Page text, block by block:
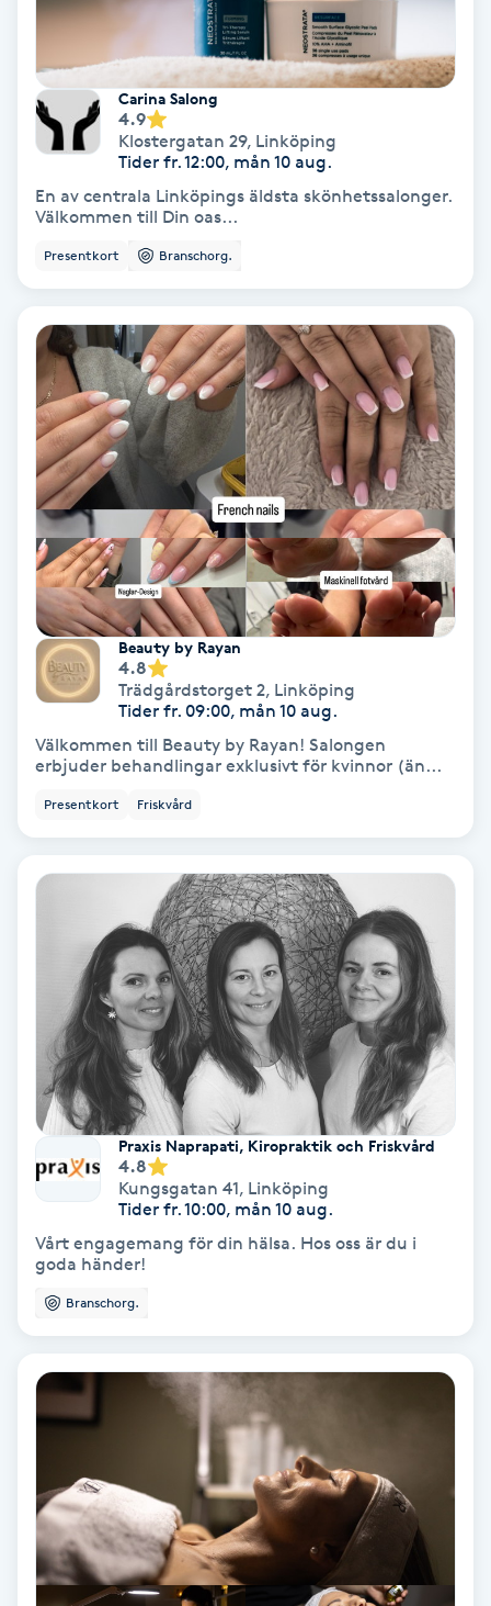
Enzympeeling
Extensions
Extensions borttagning
Eyeliner-tatuering
Face framing
Faceliftmassage
Fet hårbotten
Fettreducering
Fibromassage
Fillers
Fotmassage
Fotvård
Fransar
Fransfärgning
Fransförlängning
Fransförlängning Megavolym
Fransförlängning Volym
Fransk manikyr
Fransrengöring
Friskvård
Frisör
Funktionsanalys
Carina Salong
4.9
Klostergatan 29, Linköping
Tider fr. 12:00, mån 10 aug.
En av centrala Linköpings äldsta skönhetssalonger.
Välkommen till Din oas...
Presentkort Branschorg.
Beauty by Rayan
4.8
Trädgårdstorget 2, Linköping
Tider fr. 09:00, mån 10 aug.
Välkommen till Beauty by Rayan! Salongen
erbjuder behandlingar exklusivt för kvinnor (än...
Presentkort Friskvård
Praxis Naprapati, Kiropraktik och Friskvård
4.8
Kungsgatan 41, Linköping
Tider fr. 10:00, mån 10 aug.
Vårt engagemang för din hälsa. Hos oss är du i
goda händer!
Branschorg.